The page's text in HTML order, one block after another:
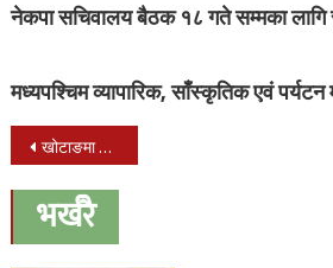
नेकपा सचिवालय बैठक १८ गते सम्मका लागि
मध्यपश्चिम व्यापारिक, साँस्कृतिक एवं
Post
navigation
खोटाङमा मतदान अधिकृत र सहायक मतदान अधिकृतका लागि तालिम सुरु
भर्खरै